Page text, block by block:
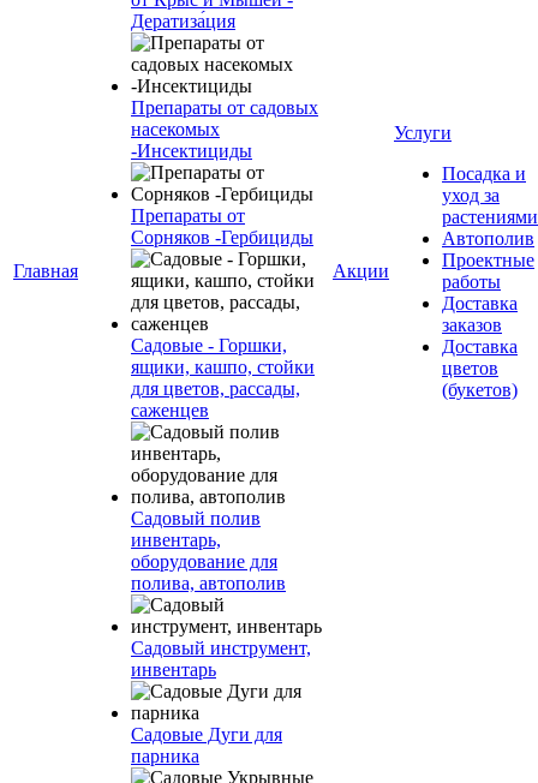
Главная
Дератиза́ция
Препараты от садовых
насекомых
-Инсектициды
Препараты от
Сорняков -Гербициды
Садовые - Горшки,
ящики, кашпо, стойки
для цветов, рассады,
саженцев
Садовый полив
инвентарь,
оборудование для
полива, автополив
Садовый инструмент,
инвентарь
Садовые Дуги для
парника
Акции
Услуги
Посадка и
уход за
растениями
Автополив
Проектные
работы
Доставка
заказов
Доставка
цветов
(букетов)